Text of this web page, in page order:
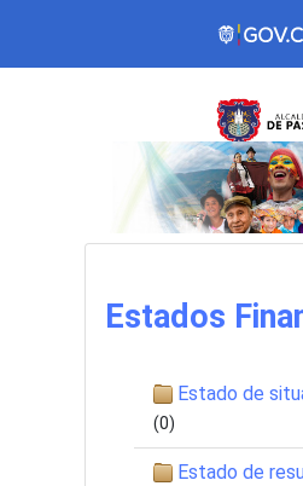
Estados
Estado de
(0)
Estado de